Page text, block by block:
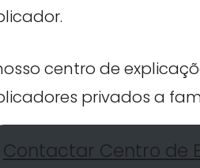
centro de
privados a
Contactar Centro de